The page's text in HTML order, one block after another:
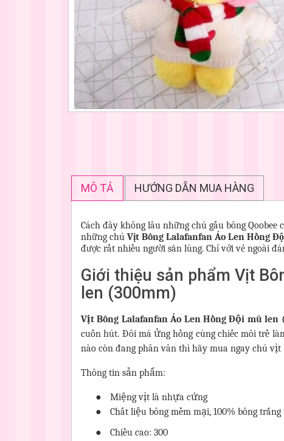
MÔ TẢ HƯỚNG DẪN MUA HÀNG
Cách đây không lâu những chú gấu bông
những chú Vịt Bông Lalafanfan Áo Len Hồng
được rất nhiều người săn lùng. Chỉ với vẻ ngoài
Giới thiệu sản phẩm Vịt
len (300mm)
Vịt Bông Lalafanfan Áo Len Hồng Đội mũ len
cuốn hút. Đôi má ửng hồng cùng chiếc môi trề
nào còn đang phân vân thì hãy mua ngay chú
Thông tin sản phẩm:
●
Miệng vịt là nhựa cứng
●
Chất liệu bông mềm mại, 100% bông
●
Chiều cao: 300